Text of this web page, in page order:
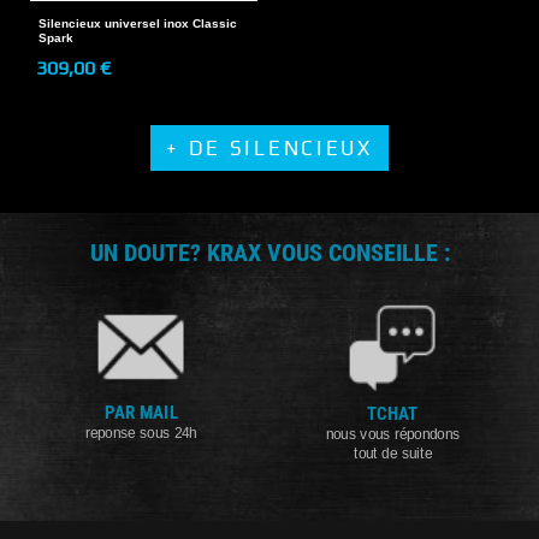
Silencieux universel inox Classic
Spark
309,00 €
+ DE SILENCIEUX
UN DOUTE? KRAX VOUS CONSEILLE :
PAR MAIL
reponse sous 24h
TCHAT
nous vous répondons
tout de suite